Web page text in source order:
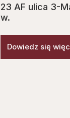
23 AF ulica 3-
w.
Dowiedz się